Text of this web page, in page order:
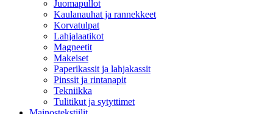
Juomapullot
Kaulanauhat ja rannekkeet
Korvatulpat
Lahjalaatikot
Magneetit
Makeiset
Paperikassit ja lahjakassit
Pinssit ja rintanapit
Tekniikka
Tulitikut ja sytyttimet